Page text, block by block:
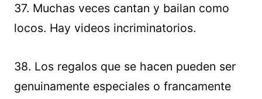
37. Muchas veces cantan y bailan como
locos. Hay videos incriminatorios.
38. Los regalos que se hacen pueden ser
genuinamente especiales o francamente